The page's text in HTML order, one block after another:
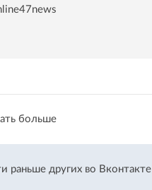
больше
раньше других во Вконтакте